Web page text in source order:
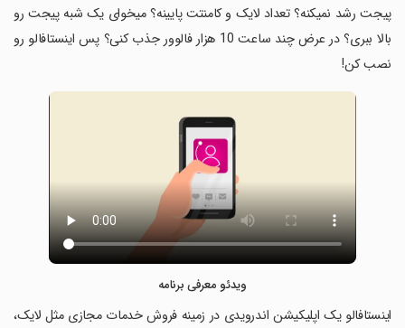
‏پیجت رشد نمیکنه؟ تعداد لایک و کامنتت پایینه؟ میخوای یک شبه پیجت رو
بالا ببری؟ در عرض چند ساعت 10 هزار فالوور جذب کنی؟ پس اینستافالو رو
نصب کن!
ویدئو معرفی برنامه
‏اینستافالو یک اپلیکیشن اندرویدی در زمینه فروش خدمات مجازی مثل لایک،